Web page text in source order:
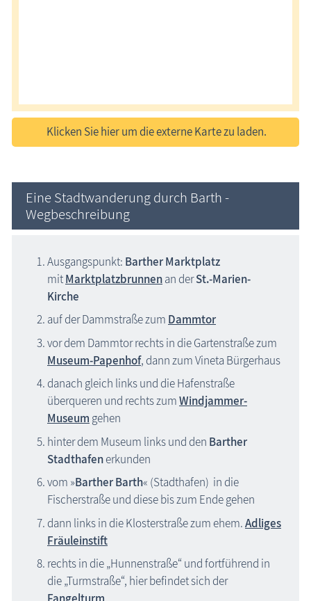
Klicken Sie hier um die externe Karte zu laden.
Eine Stadtwanderung durch Barth -
Wegbeschreibung
Ausgangspunkt: Barther Marktplatz
mitMarktplatzbrunnenan derSt.-Marien-
Kirche
auf der Dammstraße zum Dammtor
vor dem Dammtor rechts in die Gartenstraße zum
Museum-Papenhof, dann zum Vineta Bürgerhaus
danach gleich links und die Hafenstraße
überqueren und rechts zumWindjammer-
Museum gehen
hinter dem Museum links und den Barther
Stadthafenerkunden
vom »Barther Barth« (Stadthafen) in die
Fischerstraße und diese bis zum Ende gehen
dann links in die Klosterstraße zum ehem.Adliges
Fräuleinstift
rechts in die „Hunnenstraße“ und fortführend in
die „Turmstraße“, hier befindet sich der